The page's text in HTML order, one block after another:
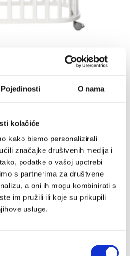
Pojedinosti O nama
kolačiće
kako bismo personalizirali
značajke društvenih medija i
podatke o vašoj upotrebi
s partnerima za društvene
a oni ih mogu kombinirati s
im pružili ili koje su prikupili
usluge.
krevetić Bijeli 699.00€